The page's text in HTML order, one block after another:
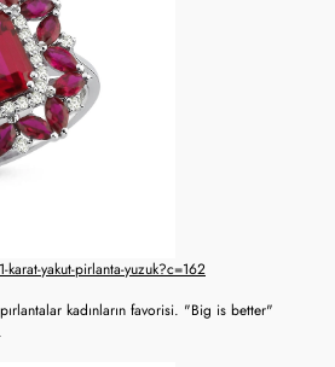
yakut-pirlanta-yuzuk?c=162
kadınların favorisi. "Big is better"